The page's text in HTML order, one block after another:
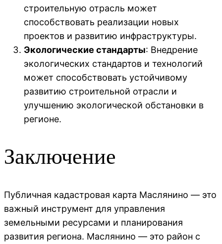
строительную отрасль может
способствовать реализации новых
проектов и развитию инфраструктуры.
Экологические стандарты: Внедрение
экологических стандартов и технологий
может способствовать устойчивому
развитию строительной отрасли и
улучшению экологической обстановки в
регионе.
Заключение
Публичная кадастровая карта Маслянино — это
важный инструмент для управления
земельными ресурсами и планирования
развития региона. Маслянино — это район с